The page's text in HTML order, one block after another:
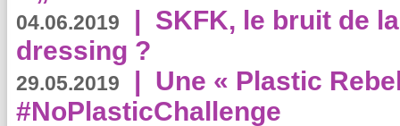
04.06.2019 | SKFK, le bruit de
dressing ?
29.05.2019 | Une « Plastic
#NoPlasticChallenge